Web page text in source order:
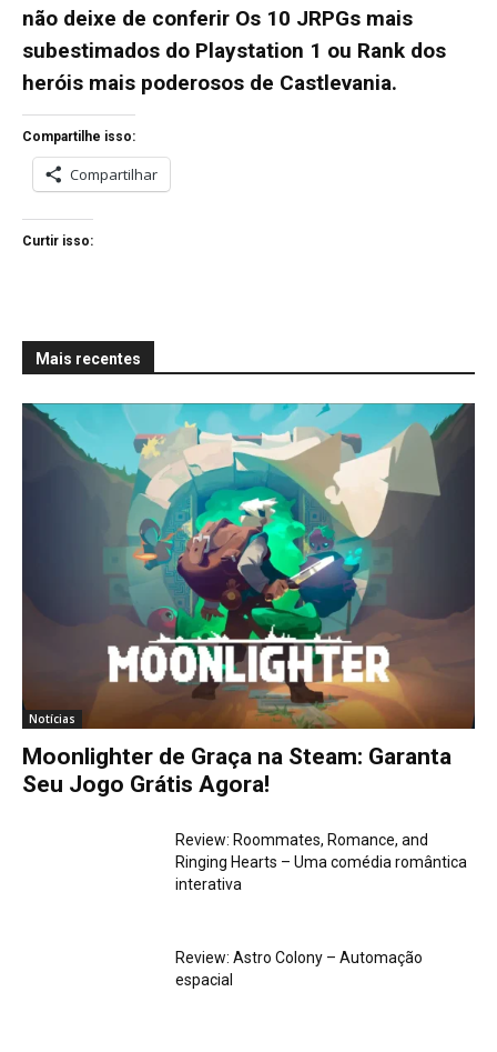
não deixe de conferir Os 10 JRPGs mais
subestimados do Playstation 1 ou Rank dos
heróis mais poderosos de Castlevania.
Compartilhe isso:
Compartilhar
Curtir isso:
Mais recentes
Notícias
Moonlighter de Graça na Steam: Garanta
Seu Jogo Grátis Agora!
Review: Roommates, Romance, and
Ringing Hearts – Uma comédia romântica
interativa
Review: Astro Colony – Automação
espacial